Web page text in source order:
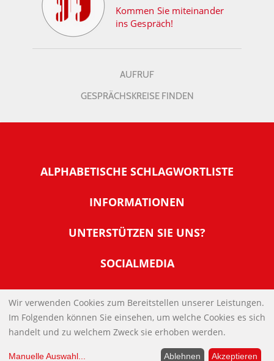
Kommen Sie miteinander
ins Gespräch!
AUFRUF
GESPRÄCHSKREISE FINDEN
ALPHABETISCHE SCHLAGWORTLISTE
INFORMATIONEN
Warum NachDenkSeiten
Tipps zur Nutzung der NachDenkSeiten
Banner und E-Mail-Signaturen
Links
Kontakt
Impressum
UNTERSTÜTZEN SIE UNS?
Werden Sie Fördermitglied
Spenden Sie Online
SOCIALMEDIA
IMPRESSUM
DATENSCHUTZERKLÄRUNG
Wir verwenden Cookies zum Bereitstellen unserer Leistungen.
Im Folgenden können Sie einsehen, um welche Cookies es sich
handelt und zu welchem Zweck sie erhoben werden.
Manuelle Auswahl... Ablehnen Akzeptieren